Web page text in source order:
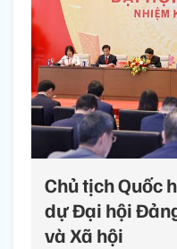
Chủ tịch Quốc
dự Đại hội
và Xã hội